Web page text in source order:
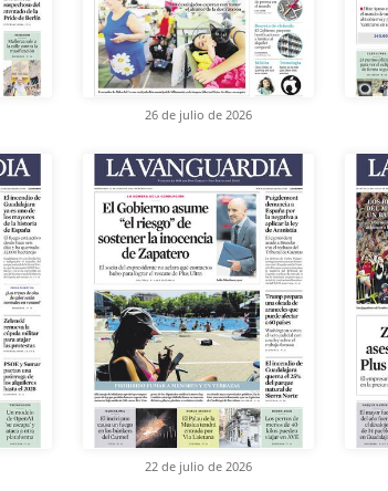
26 de julio de 2026
22 de julio de 2026